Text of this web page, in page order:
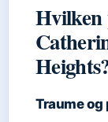
Hvilken
Traume og